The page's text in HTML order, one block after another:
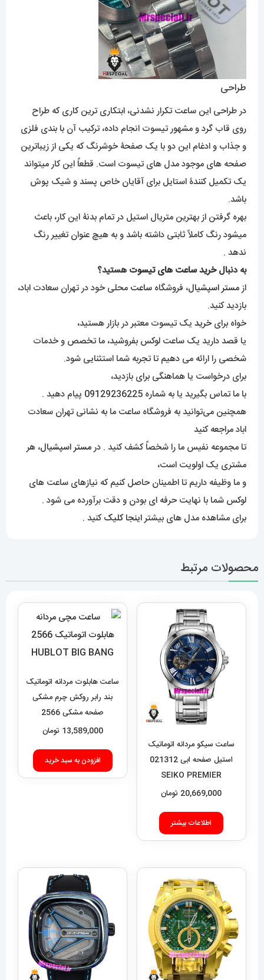
طراحی
در طراحی این ساعت تکرار نشدنی، ابتکاری ترین کاری که طراح
روی قاب گرد و مشهور تیسوت انجام داده، ترکیب آن با بندی فلزی
و جذاب و ادغام این دو با یک صفحۀ خوشرنگ که یکی از زیباترین
صفحه های موجود مدل های تیسوت است. قطعاً این کار میتواند
یک تکمیل کنندۀ استایل برای آقایان خاص پسند و شیک پوش
باشد.
بهره گرفتن از بهترین متریال استیل در تمام بدنۀ این کار، باعث
میشود رنگ کاملاً ثابتی داشته باشد و به هیچ عنوان تغییر رنگ
ندهد .
به دنبالخرید ساعت های تیسوت هستید؟
ازمستر اسپشیال، فروشگاه ساعت محلی خود در تهران سعادت اباد،
بازدید کنید.
خواه برای خرید یک تیسوت معتبر در بازار هستید،
یا قصد دارید یک ساعت لوکس بفروشید، ما تخصص و خدمات
شخصی را ارائه می دهیم تا تجربه شما استثنایی شود.
برای درخواست یا هماهنگی برای بازدید،
با ما تماس بگیرید یا به شماره 09129236225 پیام دهید .
همچنین می‌توانید به فروشگاه ساعت ما به نشانی تهران سعادت
اباد مراجعه کنید
تا مجموعه نفیس ما را شخصاً کشف کنید . درمستر اسپشیال، هر
مشتری یک اولویت است،
و ما وظیفه داریم تا اطمینان حاصل کنیم که نیازهای ساعت های
لوکس شما با نهایت حرفه ای بودن و دقت برآورده می شود .
برای مشاهده مدل های بیشتراینجا کلیککنید .
محصولات مرتبط
ساعت سیکو مردانه اتوماتیک
استیل صفحه ابی 021312
SEIKO PREMIER
20,669,000 تومان
اطلاعات بیشتر
ساعت هابلوت مردانه اتوماتیک
بند رابر روکش چرم مشکی
صفحه مشکی 2566
HUBLOT BIG BANG
13,589,000 تومان
افزودن به سبد خرید